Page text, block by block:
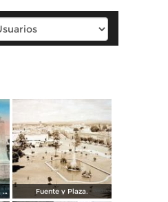
Parque de La Cruz y Mto. a Venustiano Carranza. Fuente y Plaza.